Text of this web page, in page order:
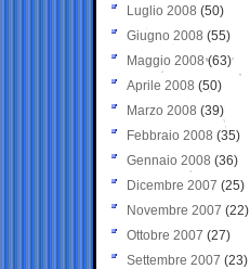
Luglio 2008 (50)
Giugno 2008 (55)
Maggio 2008(63)
Aprile 2008 (50)
Marzo 2008 (39)
Febbraio 2008 (35)
Gennaio 2008 (36)
Dicembre 2007 (25)
Novembre 2007 (22)
Ottobre 2007 (27)
Settembre 2007 (23)